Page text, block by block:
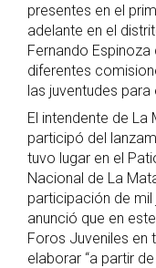
presentes en el
adelante en el
Fernando
diferentes
las juventudes
El intendente de La
participó del
tuvo lugar en el
Nacional de La
participación de mil
anunció que en
Foros Juveniles en
elaborar “a partir